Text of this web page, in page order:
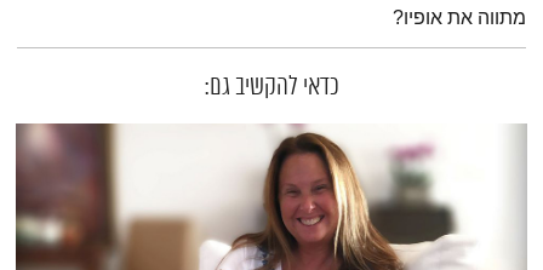
מתווה את אופיו?
כדאי להקשיב גם: